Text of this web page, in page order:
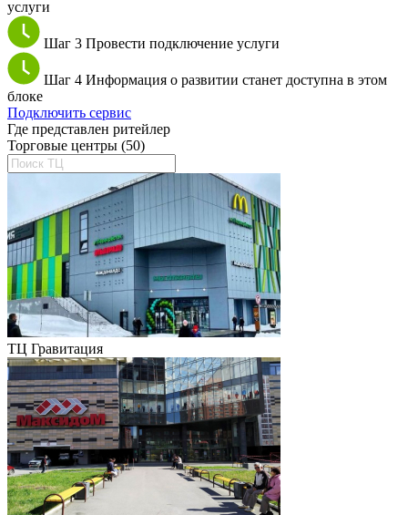
услуги
Шаг 3 Провести подключение услуги
Шаг 4 Информация о развитии станет доступна в этом
блоке
Подключить сервис
Где представлен ритейлер
Торговые центры (50)
ТЦ Гравитация